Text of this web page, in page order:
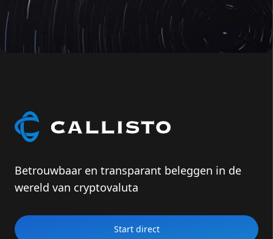
Betrouwbaar en transparant beleggen in de
wereld van cryptovaluta
Start direct
E-mail
E-mail